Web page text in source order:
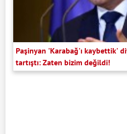
Paşinyan 'Karabağ'ı kaybettik'
tartıştı: Zaten bizim değildi!